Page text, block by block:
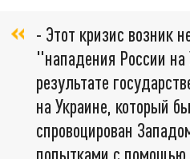
- Этот кризис возник
"нападения России на
результате
на Украине, который
спровоцирован
попытками с помощью